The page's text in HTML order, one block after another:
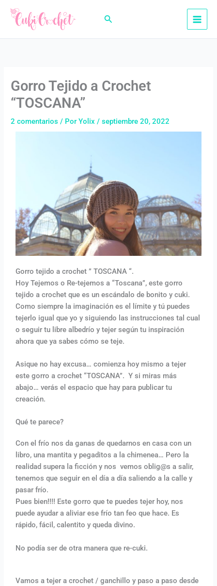
contenido
Buscar
Gorro Tejido a Crochet
“TOSCANA”
2 comentarios / PorYolix/septiembre 20, 2022
Gorro tejido a crochet ” TOSCANA “.
Hoy Tejemos o Re-tejemos a “Toscana”, este gorro
tejido a crochet que es un escándalo de bonito y cuki.
Como siempre la imaginación es el límite y tú puedes
tejerlo igual que yo y siguiendo las instrucciones tal cual
o seguir tu libre albedrío y tejer según tu inspiración
ahora que ya sabes cómo se teje.
Asique no hay excusa… comienza hoy mismo a tejer
este gorro a crochet “TOSCANA”. Y si miras más
abajo… verás el espacio que hay para publicar tu
creación.
Qué te parece?
Con el frío nos da ganas de quedarnos en casa con un
libro, una mantita y pegaditos a la chimenea… Pero la
realidad supera la ficción y nos vemos oblig@s a salir,
tenemos que seguir en el día a día saliendo a la calle y
pasar frío.
Pues bien!!!! Este gorro que te puedes tejer hoy, nos
puede ayudar a aliviar ese frío tan feo que hace. Es
rápido, fácil, calentito y queda divino.
No podía ser de otra manera que re-cuki.
Vamos a tejer a crochet / ganchillo y paso a paso desde